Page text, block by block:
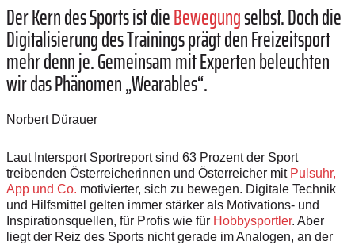
Der Kern des Sports ist dieBewegungselbst. Doch die
Digitalisierung des Trainings prägt den Freizeitsport
mehr denn je. Gemeinsam mit Experten beleuchten
wir das Phänomen „Wearables“.
Norbert Dürauer
Laut Intersport Sportreport sind 63 Prozent der Sport
treibenden Österreicherinnen und Österreicher mit Pulsuhr,
App und Co. motivierter, sich zu bewegen. Digitale Technik
und Hilfsmittel gelten immer stärker als Motivations- und
Inspirationsquellen, für Profis wie für Hobbysportler. Aber
liegt der Reiz des Sports nicht gerade im Analogen, an der